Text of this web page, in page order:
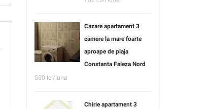
Cazare apartament 3
camere la mare foarte
aproape de plaja
Constanta Faleza Nord
550 lei/luna
Chirie apartament 3